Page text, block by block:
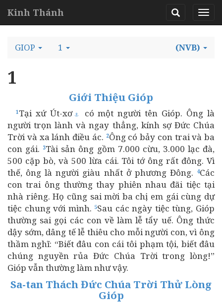
Kinh Thánh
GIOP 1 (NVB)
1
Giới Thiệu Gióp
1Tại xứ Út-xơ⚓
có một người tên Gióp. Ông là
người trọn lành và ngay thẳng, kính sợ Đức Chúa
Trời và xa lánh điều ác. 2Ông có bảy con trai và ba
con gái. 3Tài sản ông gồm 7.000 cừu, 3.000 lạc đà,
500 cặp bò, và 500 lừa cái. Tôi tớ ông rất đông. Vì
thế, ông là người giàu nhất ở phương Đông.
4Các
con trai ông thường thay phiên nhau đãi tiệc tại
nhà riêng. Họ cũng sai mời ba chị em gái cùng dự
tiệc chung với mình. 5Sau các ngày tiệc tùng, Gióp
thường sai gọi các con về làm lễ tẩy uế. Ông thức
dậy sớm, dâng tế lễ thiêu cho mỗi người con, vì ông
thầm nghĩ: “Biết đâu con cái tôi phạm tội, biết đâu
chúng nguyền rủa Đức Chúa Trời trong lòng!”
Gióp vẫn thường làm như vậy.
Sa-tan Thách Đức Chúa Trời Thử Lòng
Gióp